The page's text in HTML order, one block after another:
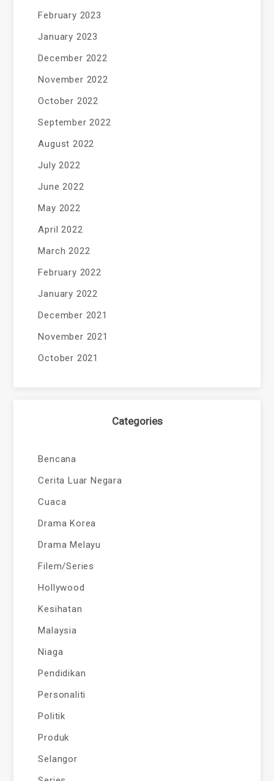
February 2023
January 2023
December 2022
November 2022
October 2022
September 2022
August 2022
July 2022
June 2022
May 2022
April 2022
March 2022
February 2022
January 2022
December 2021
November 2021
October 2021
Categories
Bencana
Cerita Luar Negara
Cuaca
Drama Korea
Drama Melayu
Filem/Series
Hollywood
Kesihatan
Malaysia
Niaga
Pendidikan
Personaliti
Politik
Produk
Selangor